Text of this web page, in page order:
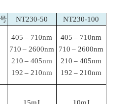
NT230-50
NT230-100
405 – 710nm
710 – 2600nm
210 – 405nm
192 – 210nm
405 – 710nm
710 – 2600nm
210 – 405nm
192 – 210nm
15mJ
10mJ